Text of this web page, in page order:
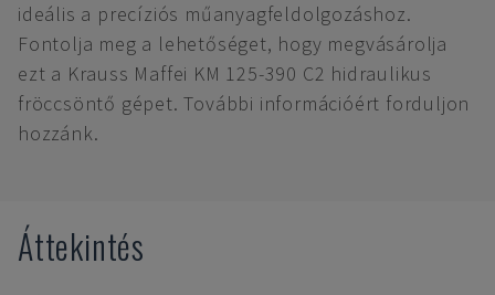
ideális a precíziós műanyagfeldolgozáshoz.
Fontolja meg a lehetőséget, hogy megvásárolja
ezt a Krauss Maffei KM 125-390 C2 hidraulikus
fröccsöntő gépet. További információért forduljon
hozzánk.
Áttekintés